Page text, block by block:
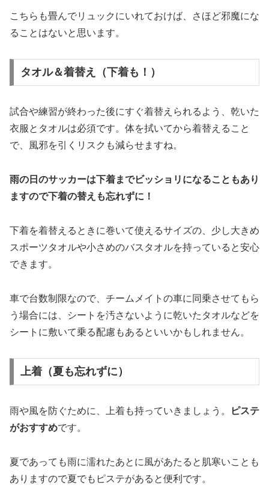
こちらも畳んでリュックにいれておけば、さほど邪魔にな
ることはないと思います。
タオル＆着替え（下着も！）
試合や練習が終わった後にすぐ着替えられるよう、乾いた
衣服とタオルは必須です。体を拭いてから着替えること
で、風邪を引くリスクも減らせますね。
雨の日のサッカーは下着までビッショリになることもあり
ますので下着の替えも忘れずに！
下着を着替えるときに巻いて使えるサイズの、少し大きめ
スポーツタオルや小さめのバスタオルを持っていると安心
できます。
車で台数制限なので、チームメイトの車に同乗させてもら
う場合には、シートを汚さないように乾いたタオルなどを
シートに敷いて乗る配慮もあるといいかもしれません。
上着（夏も忘れずに）
雨や風を防ぐために、上着も持っていきましょう。
ピステ
がおすすめです。
夏であっても雨に濡れたあとに風があたると肌寒いことも
ありますので夏でもピステがあると便利です。